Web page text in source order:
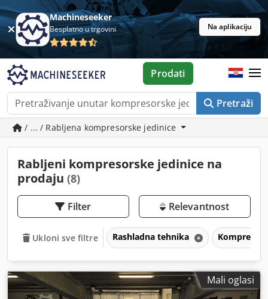
Machineseeker
Besplatno u trgovini Na aplikaciju
Pretraži
Prodati
/ ... / Rabljena kompresorske jedinice
Rabljeni kompresorske jedinice na
prodaju (8)
Filter Relevantnost
Ukloni sve filtre Rashladna tehnika
Mali oglasi